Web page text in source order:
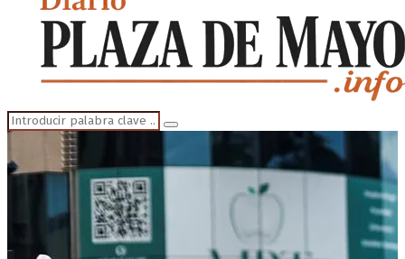
Search
for:
Search